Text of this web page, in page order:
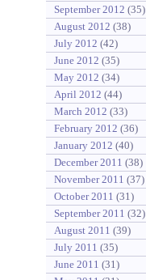
September 2012 (35)
August 2012 (38)
July 2012 (42)
June 2012 (35)
May 2012 (34)
April 2012 (44)
March 2012 (33)
February 2012 (36)
January 2012 (40)
December 2011 (38)
November 2011 (37)
October 2011 (31)
September 2011 (32)
August 2011 (39)
July 2011 (35)
June 2011 (31)